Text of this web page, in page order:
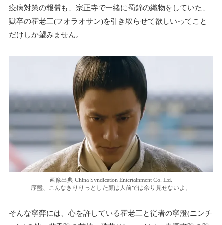
疫病対策の報償も、宗正寺で一緒に蜀錦の織物をしていた、
獄卒の霍老三(フオラオサン)を引き取らせて欲しいってこと
だけしか望みません。
画像出典 China Syndication Entertainment Co. Ltd.
序盤、こんなきりりっとした顔は人前では余り見せないよ。
そんな寧弈には、心を許している霍老三と従者の寧澄(ニンチ